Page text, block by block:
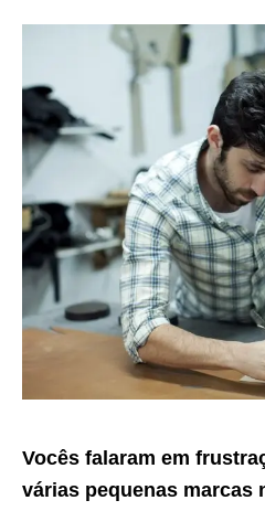
Vocês falaram em
várias pequenas marcas